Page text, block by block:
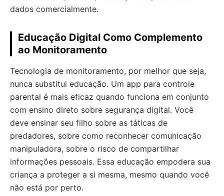
dados comercialmente.
Educação Digital Como Complemento
ao Monitoramento
Tecnologia de monitoramento, por melhor que seja,
nunca substitui educação. Um app para controle
parental é mais eficaz quando funciona em conjunto
com ensino direto sobre segurança digital. Você
deve ensinar seu filho sobre as táticas de
predadores, sobre como reconhecer comunicação
manipuladora, sobre o risco de compartilhar
informações pessoais. Essa educação empodera sua
criança a proteger a si mesma, mesmo quando você
não está por perto.